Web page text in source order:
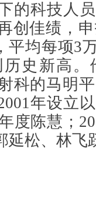
的科技人
创佳绩，
平均每项3
史新高
科的马明
年设立
度陈慧；
延松、林飞